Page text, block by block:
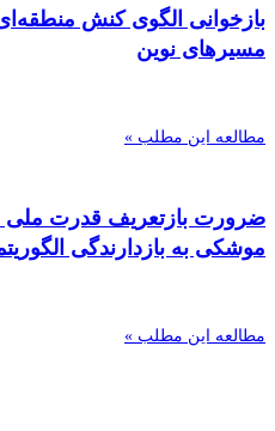
بازخوانی الگوی کنش
مسیرهای نوین
مطالعه این مطلب »
ضرورت بازتعریف قدرت ملی
موشکی به بازدارندگی
مطالعه این مطلب »